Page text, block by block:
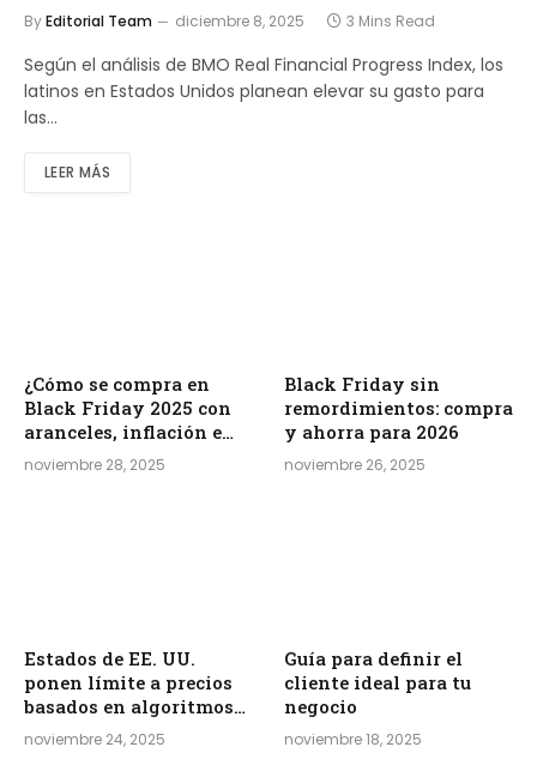
ByEditorial Team diciembre 8, 2025 3 Mins Read
Según el análisis de BMO Real Financial Progress Index, los
latinos en Estados Unidos planean elevar su gasto para
las…
LEER MÁS
¿Cómo se compra en
Black Friday 2025 con
aranceles, inflación e
incertidumbre?
noviembre 28, 2025
Black Friday sin
remordimientos: compra
y ahorra para 2026
noviembre 26, 2025
Estados de EE. UU.
ponen límite a precios
basados en algoritmos
para proteger al
consumidor
noviembre 24, 2025
Guía para definir el
cliente ideal para tu
negocio
noviembre 18, 2025